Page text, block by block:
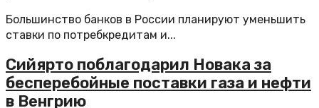
Большинство банков в России планируют уменьшить
ставки по потребкредитам и...
Сийярто поблагодарил Новака за
бесперебойные поставки газа и нефти
в Венгрию